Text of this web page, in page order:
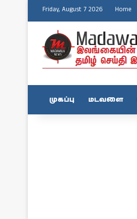
Friday, August 7 2026 Home
முகப்பு மடவளை